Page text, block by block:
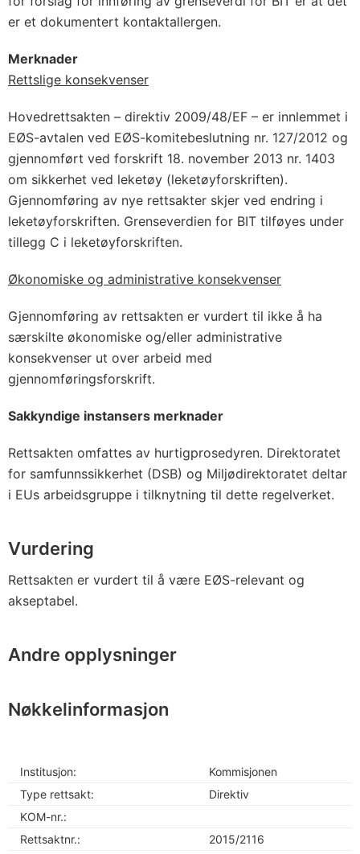
er et dokumentert kontaktallergen.
Merknader
Rettslige konsekvenser
Hovedrettsakten – direktiv 2009/48/EF – er innlemmet i
EØS-avtalen ved EØS-komitebeslutning nr. 127/2012 og
gjennomført ved forskrift 18. november 2013 nr. 1403
om sikkerhet ved leketøy (leketøyforskriften).
Gjennomføring av nye rettsakter skjer ved endring i
leketøyforskriften. Grenseverdien for BIT tilføyes under
tillegg C i leketøyforskriften.
Økonomiske og administrative konsekvenser
Gjennomføring av rettsakten er vurdert til ikke å ha
særskilte økonomiske og/eller administrative
konsekvenser ut over arbeid med
gjennomføringsforskrift.
Sakkyndige instansers merknader
Rettsakten omfattes av hurtigprosedyren. Direktoratet
for samfunnssikkerhet (DSB) og Miljødirektoratet deltar
i EUs arbeidsgruppe i tilknytning til dette regelverket.
Vurdering
Rettsakten er vurdert til å være EØS-relevant og
akseptabel.
Andre opplysninger
Nøkkelinformasjon
Institusjon:
Kommisjonen
Type rettsakt:
Direktiv
KOM-nr.:
Rettsaktnr.:
2015/2116